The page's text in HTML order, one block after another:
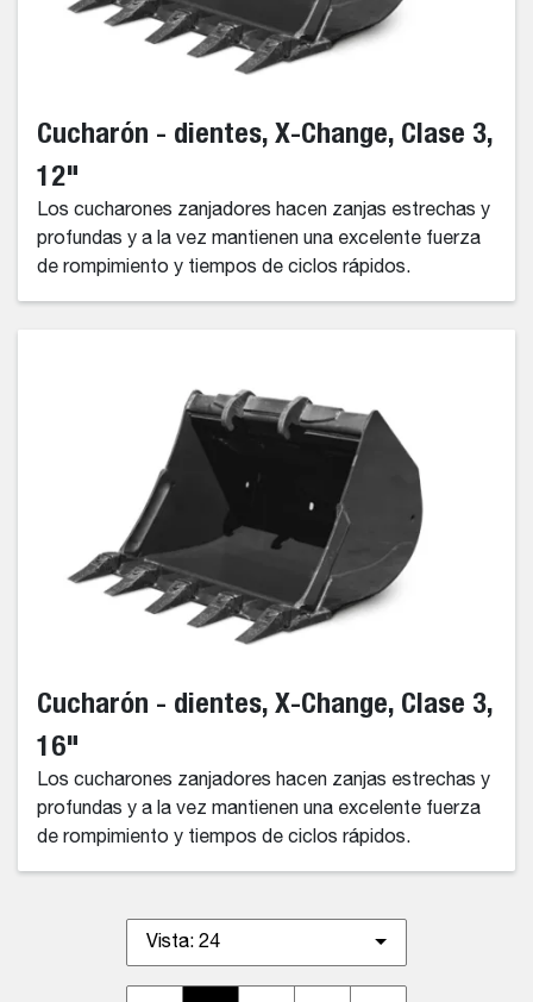
Cucharón - dientes, X-Change, Clase 3,
12"
Los cucharones zanjadores hacen zanjas estrechas y
profundas y a la vez mantienen una excelente fuerza
de rompimiento y tiempos de ciclos rápidos.
Cucharón - dientes, X-Change, Clase 3,
16"
Los cucharones zanjadores hacen zanjas estrechas y
profundas y a la vez mantienen una excelente fuerza
de rompimiento y tiempos de ciclos rápidos.
Vista: 24